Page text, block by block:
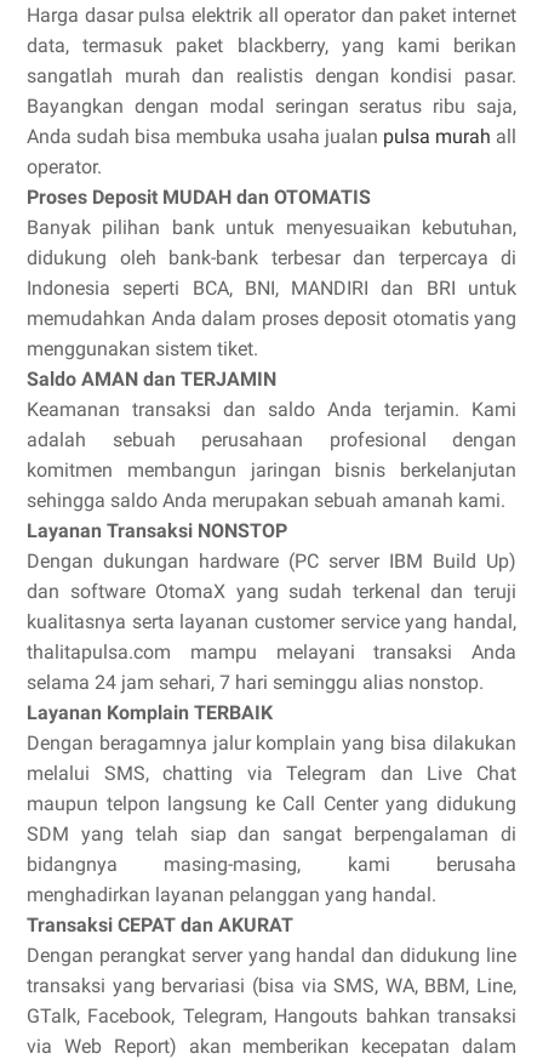
Harga dasar pulsa elektrik all operator dan paket internet
data, termasuk paket blackberry, yang kami berikan
sangatlah murah dan realistis dengan kondisi pasar.
Bayangkan dengan modal seringan seratus ribu saja,
Anda sudah bisa membuka usaha jualan pulsa murah all
operator.
Proses Deposit MUDAH dan OTOMATIS
Banyak pilihan bank untuk menyesuaikan kebutuhan,
didukung oleh bank-bank terbesar dan terpercaya di
Indonesia seperti BCA, BNI, MANDIRI dan BRI untuk
memudahkan Anda dalam proses deposit otomatis yang
menggunakan sistem tiket.
Saldo AMAN dan TERJAMIN
Keamanan transaksi dan saldo Anda terjamin. Kami
adalah sebuah perusahaan profesional dengan
komitmen membangun jaringan bisnis berkelanjutan
sehingga saldo Anda merupakan sebuah amanah kami.
Layanan Transaksi NONSTOP
Dengan dukungan hardware (PC server IBM Build Up)
dan software OtomaX yang sudah terkenal dan teruji
kualitasnya serta layanan customer service yang handal,
thalitapulsa.com mampu melayani transaksi Anda
selama 24 jam sehari, 7 hari seminggu alias nonstop.
Layanan Komplain TERBAIK
Dengan beragamnya jalur komplain yang bisa dilakukan
melalui SMS, chatting via Telegram dan Live Chat
maupun telpon langsung ke Call Center yang didukung
SDM yang telah siap dan sangat berpengalaman di
bidangnya masing-masing, kami berusaha
menghadirkan layanan pelanggan yang handal.
Transaksi CEPAT dan AKURAT
Dengan perangkat server yang handal dan didukung line
transaksi yang bervariasi (bisa via SMS, WA, BBM, Line,
GTalk, Facebook, Telegram, Hangouts bahkan transaksi
via Web Report) akan memberikan kecepatan dalam